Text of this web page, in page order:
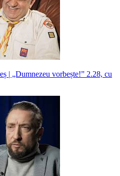
| „Dumnezeu vorbește!” 2.28, cu